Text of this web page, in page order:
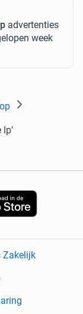
advertenties
week
lp'
Zakelijk